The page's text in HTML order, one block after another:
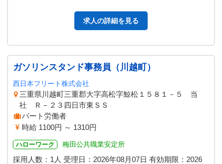
求人の詳細を見る
ガソリンスタンド事務員（川越町）
西日本フリート株式会社
三重県川越町三重郡大字高松字鯨松１５８１－５ 当
社 Ｒ－２３四日市東ＳＳ
パート労働者
時給 1100円 ～ 1310円
ハローワーク 梅田公共職業安定所
採用人数：1人 受理日： 2026年08月07日 有効期限： 2026